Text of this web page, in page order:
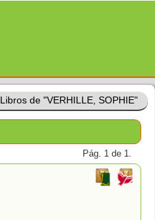
Libros de "VERHILLE, SOPHIE"
Pág. 1 de 1.